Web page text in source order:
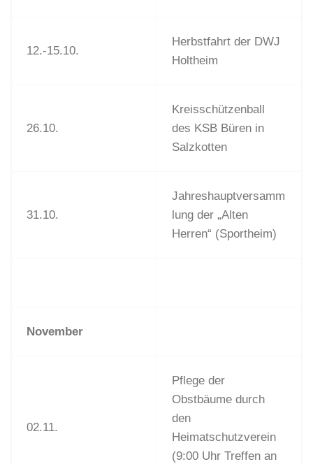
12.-15.10.
Herbstfahrt der DWJ
Holtheim
26.10.
Kreisschützenball
des KSB Büren in
Salzkotten
31.10.
Jahreshauptversamm
lung der „Alten
Herren“ (Sportheim)
November
02.11.
Pflege der
Obstbäume durch
den
Heimatschutzverein
(9:00 Uhr Treffen an